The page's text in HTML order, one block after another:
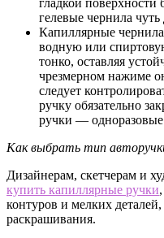
гелевые чернила
Капиллярные
водную или
тонко, оставляя
чрезмерном нажиме
следует
ручку обязательно
ручки —
Как выбрать тип
Дизайнерам, скетчерам и
купить капиллярные ручки
контуров и мелких
раскрашивания.